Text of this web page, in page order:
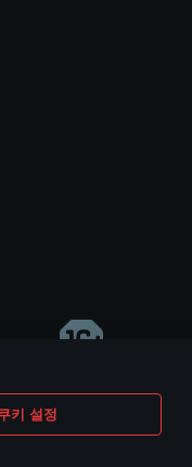
키 설정